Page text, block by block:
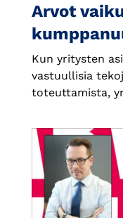
Arvot
Kun yritysten
vastuullisia
toteuttamista,